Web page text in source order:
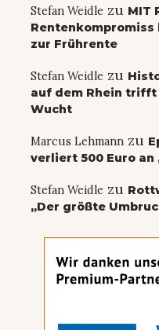
Stefan Weidle zu MIT
Rentenkompromiss
zur Frührente
Stefan Weidle zu
auf dem Rhein
Wucht
Marcus Lehmann zu
verliert 500 Euro
Stefan Weidle zu
„Der größte